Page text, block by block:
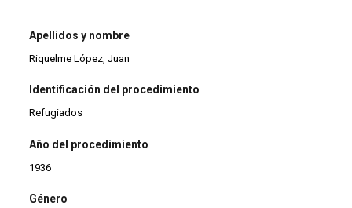
Apellidos y nombre
Riquelme López, Juan
Identificación del procedimiento
Refugiados
Año del procedimiento
1936
Género